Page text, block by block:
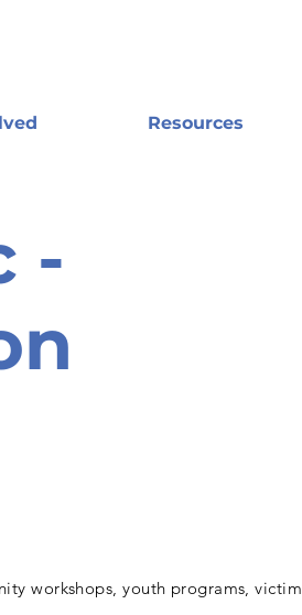
Resources
-
workshops, youth programs, victim